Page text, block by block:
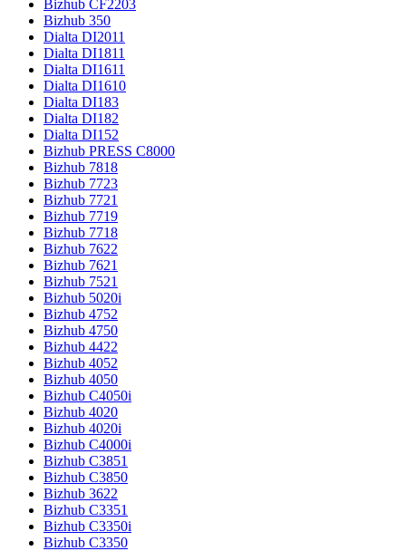
Bizhub CF2203
Bizhub 350
Dialta DI2011
Dialta DI1811
Dialta DI1611
Dialta DI1610
Dialta DI183
Dialta DI182
Dialta DI152
Bizhub PRESS C8000
Bizhub 7818
Bizhub 7723
Bizhub 7721
Bizhub 7719
Bizhub 7718
Bizhub 7622
Bizhub 7621
Bizhub 7521
Bizhub 5020i
Bizhub 4752
Bizhub 4750
Bizhub 4422
Bizhub 4052
Bizhub 4050
Bizhub C4050i
Bizhub 4020
Bizhub 4020i
Bizhub C4000i
Bizhub C3851
Bizhub C3850
Bizhub 3622
Bizhub C3351
Bizhub C3350i
Bizhub C3350